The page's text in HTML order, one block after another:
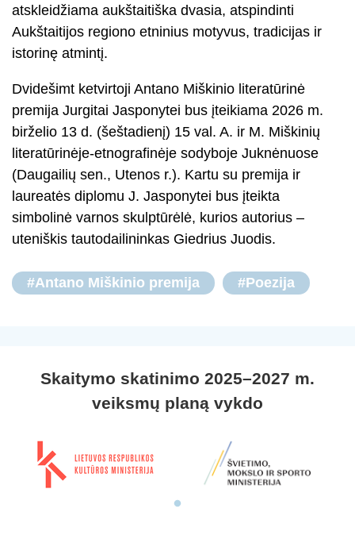
atskleidžiama aukštaitiška dvasia, atspindinti
Aukštaitijos regiono etninius motyvus, tradicijas ir
istorinę atmintį.
Dvidešimt ketvirtoji Antano Miškinio literatūrinė
premija Jurgitai Jasponytei bus įteikiama 2026 m.
birželio 13 d. (šeštadienį) 15 val. A. ir M. Miškinių
literatūrinėje-etnografinėje sodyboje Juknėnuose
(Daugailių sen., Utenos r.). Kartu su premija ir
laureatės diplomu J. Jasponytei bus įteikta
simbolinė varnos skulptūrėlė, kurios autorius –
uteniškis tautodailininkas Giedrius Juodis.
#Antano Miškinio premija #Poezija
Skaitymo skatinimo 2025–2027 m.
veiksmų planą vykdo